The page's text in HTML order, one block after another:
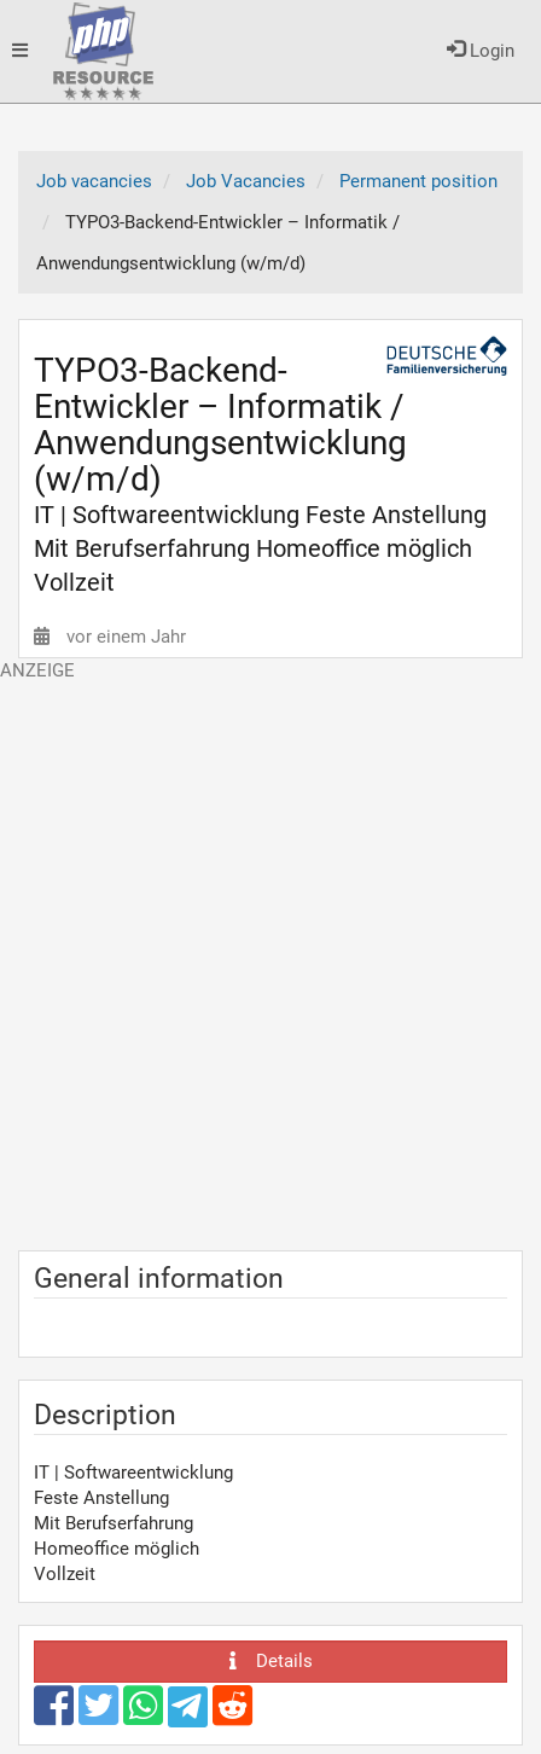
Login
Toggle
Job vacancies
Job Vacancies
Permanent position
TYPO3-Backend-Entwickler – Informatik /
Anwendungsentwicklung (w/m/d)
TYPO3-Backend-
Entwickler – Informatik /
Anwendungsentwicklung
(w/m/d)
IT | Softwareentwicklung Feste Anstellung
Mit Berufserfahrung Homeoffice möglich
Vollzeit
vor einem Jahr
General information
Description
IT | Softwareentwicklung
Feste Anstellung
Mit Berufserfahrung
Homeoffice möglich
Vollzeit
Details